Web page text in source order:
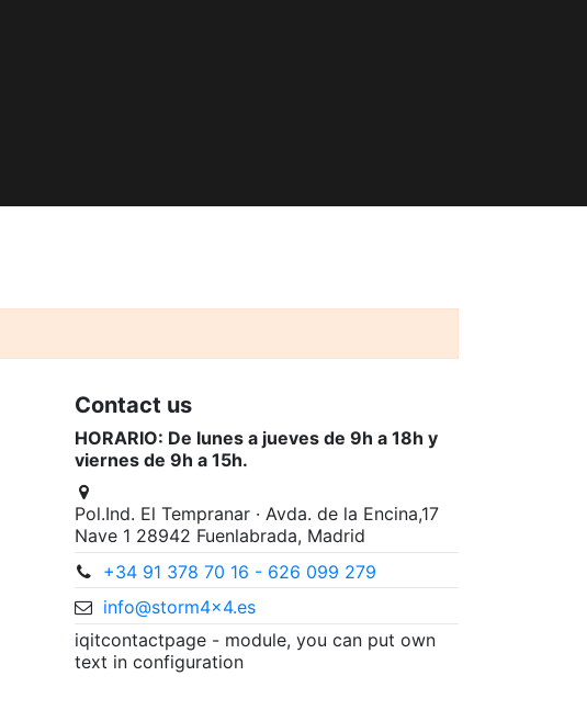
Contact us
HORARIO: De lunes a jueves de 9h a 18h y
viernes de 9h a 15h.
Pol.Ind. El Tempranar · Avda. de la Encina,17
Nave 1 28942 Fuenlabrada, Madrid
+34 91 378 70 16 - 626 099 279
info@storm4x4.es
iqitcontactpage - module, you can put own
text in configuration